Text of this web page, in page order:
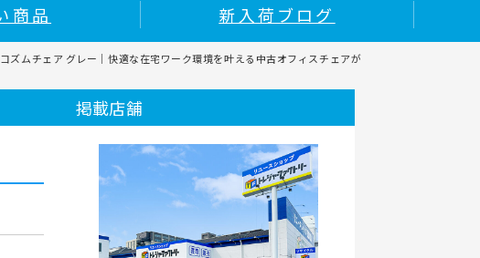
商品 新入荷ブログ
ズムチェア グレー｜快適な在宅ワーク環境を叶える中古オフィスチェアが
掲載店舗